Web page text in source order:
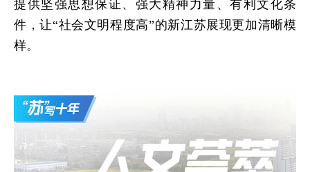
提供坚强思想保证、强大精神力量、有利文化条
件，让“社会文明程度高”的新江苏展现更加清晰模
样。